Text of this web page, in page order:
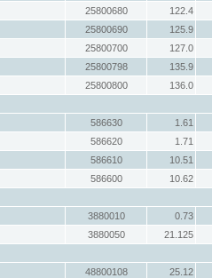
25800680
122.4
25800690
125.9
25800700
127.0
25800798
135.9
25800800
136.0
586630
1.61
586620
1.71
586610
10.51
586600
10.62
3880010
0.73
3880050
21.125
48800108
25.12